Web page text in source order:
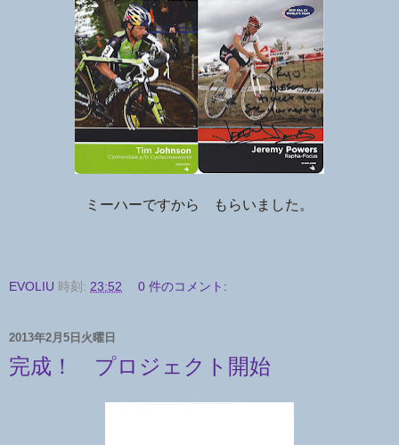
ミーハーですから もらいました。
EVOLIU 時刻: 23:52 0 件のコメント:
2013年2月5日火曜日
完成！ プロジェクト開始